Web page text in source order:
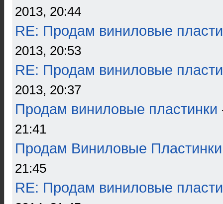
2013, 20:44
RE: Продам виниловые
2013, 20:53
RE: Продам виниловые
2013, 20:37
Продам виниловые пластинки
21:41
Продам Виниловые Пластинки
21:45
RE: Продам виниловые